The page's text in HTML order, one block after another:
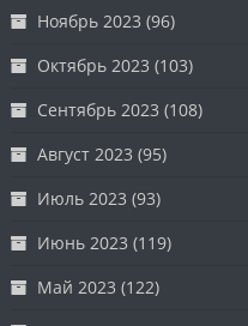
Ноябрь 2023 (96)
Октябрь 2023 (103)
Сентябрь 2023 (108)
Август 2023 (95)
Июль 2023 (93)
Июнь 2023 (119)
Май 2023 (122)